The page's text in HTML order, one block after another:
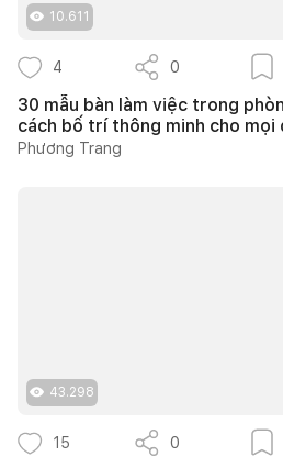
10.611
4 0
30 mẫu bàn làm việc trong
cách bố trí thông minh cho mọi
Phương Trang
43.298
15 0